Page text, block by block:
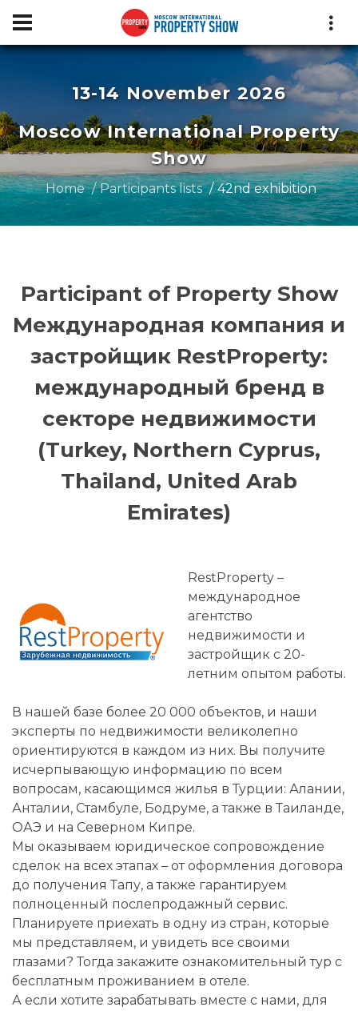
13-14 November 2026
Moscow International Property
Show
Home Participants lists 42nd exhibition
Participant of Property Show
Международная компания и
застройщик RestProperty:
международный бренд в
секторе недвижимости
(Turkey, Northern Cyprus,
Thailand, United Arab
Emirates)
RestProperty –
международное
агентство
недвижимости и
застройщик с 20-
летним опытом работы.
В нашей базе более 20 000 объектов, и наши
эксперты по недвижимости великолепно
ориентируются в каждом из них. Вы получите
исчерпывающую информацию по всем
вопросам, касающимся жилья в Турции: Алании,
Анталии, Стамбуле, Бодруме, а также в Таиланде,
ОАЭ и на Северном Кипре.
Мы оказываем юридическое сопровождение
сделок на всех этапах – от оформления договора
до получения Тапу, а также гарантируем
полноценный послепродажный сервис.
Планируете приехать в одну из стран, которые
мы представляем, и увидеть все своими
глазами? Тогда закажите ознакомительный тур с
бесплатным проживанием в отеле.
А если хотите зарабатывать вместе с нами, для